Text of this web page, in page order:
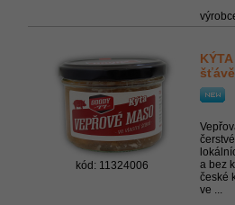
kód: 11324006
a bez
české
ve ...